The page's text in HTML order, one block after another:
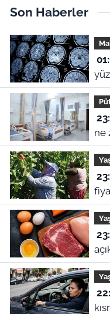
Son Haberler
ne